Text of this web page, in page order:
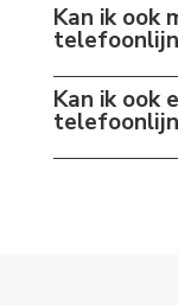
Kan ik ook
Kan ik ook